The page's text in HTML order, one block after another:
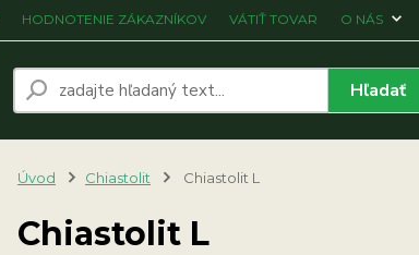
HODNOTENIE ZÁKAZNÍKOV VÁTIŤ TOVAR O NÁS
Hľadať
Úvod Chiastolit Chiastolit L
Chiastolit L